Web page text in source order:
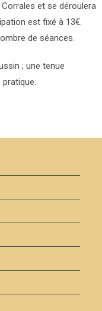
et se déroulera
est fixé à 13€.
de séances.
; une tenue